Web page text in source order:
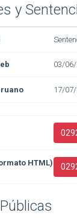
y
03/06/
17/